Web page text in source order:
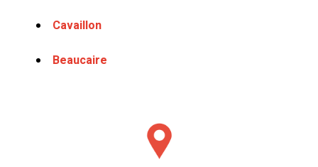
Cavaillon
Beaucaire